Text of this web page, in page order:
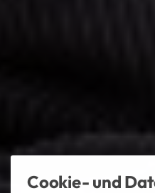
Cookie- und